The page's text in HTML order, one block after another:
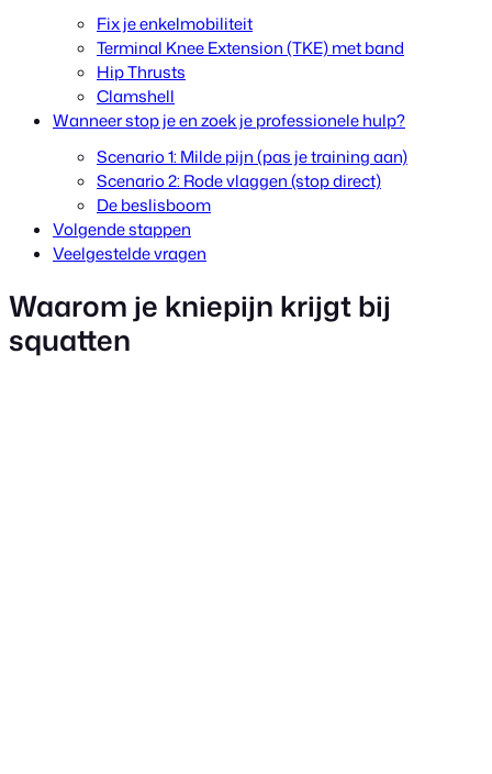
Fix je enkelmobiliteit
Terminal Knee Extension (TKE) met band
Hip Thrusts
Clamshell
Wanneer stop je en zoek je professionele hulp?
Scenario 1: Milde pijn (pas je training aan)
Scenario 2: Rode vlaggen (stop direct)
De beslisboom
Volgende stappen
Veelgestelde vragen
Waarom je kniepijn krijgt bij
squatten